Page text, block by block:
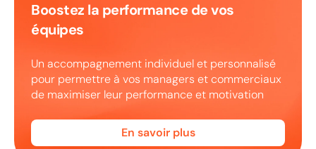
Boostez la performance de vos
équipes
Un accompagnement individuel et personnalisé
pour permettre à vos managers et commerciaux
de maximiser leur performance et motivation
En savoir plus